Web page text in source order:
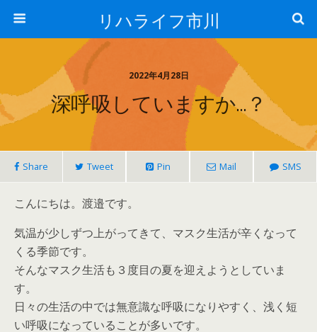
リハライフ市川
2022年4月28日
深呼吸していますか…？
Share Tweet Pin Mail SMS
こんにちは。渡邉です。
気温が少しずつ上がってきて、マスク生活が辛くなって
くる季節です。
そんなマスク生活も３度目の夏を迎えようとしていま
す。
日々の生活の中では無意識な呼吸になりやすく、浅く短
い呼吸になっていることが多いです。